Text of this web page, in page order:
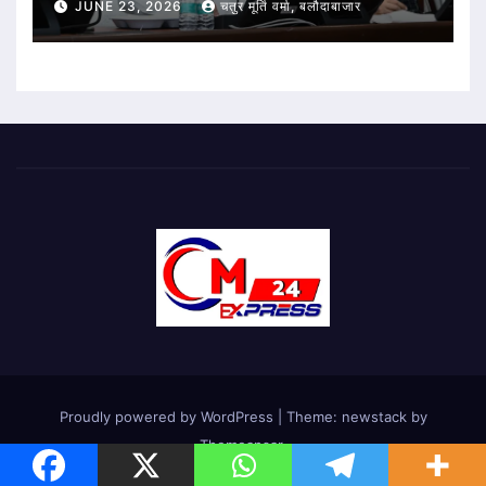
JUNE 23, 2026 चतुर मूर्ति वर्मा, बलौदाबाजार
Proudly powered by WordPress
Theme: newstack by
Themeansar.